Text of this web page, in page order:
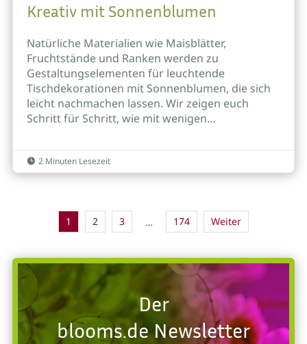
Kreativ mit Sonnenblumen
Natürliche Materialien wie Maisblätter,
Fruchtstände und Ranken werden zu
Gestaltungselementen für leuchtende
Tischdekorationen mit Sonnenblumen, die sich
leicht nachmachen lassen. Wir zeigen euch
Schritt für Schritt, wie mit wenigen...
 2 Minuten Lesezeit
1 2 3 … 174 Weiter
Der
blooms.de Newsletter